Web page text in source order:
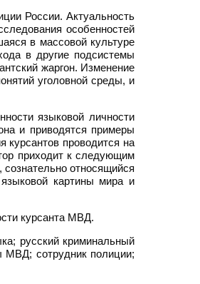
России. Актуальность
особенностей
в массовой культуре
в другие подсистемы
жаргон. Изменение
уголовной среды, и
языковой личности
и приводятся примеры
курсантов проводится на
приходит к следующим
относящийся
картины мира и
курсанта МВД.
русский криминальный
МВД; сотрудник полиции;